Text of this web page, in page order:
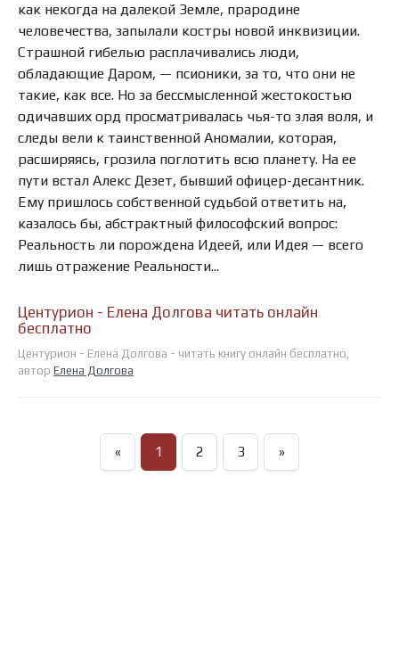
как некогда на далекой Земле, прародине
человечества, запылали костры новой инквизиции.
Страшной гибелью расплачивались люди,
обладающие Даром, — псионики, за то, что они не
такие, как все. Но за бессмысленной жестокостью
одичавших орд просматривалась чья-то злая воля, и
следы вели к таинственной Аномалии, которая,
расширяясь, грозила поглотить всю планету. На ее
пути встал Алекс Дезет, бывший офицер-десантник.
Ему пришлось собственной судьбой ответить на,
казалось бы, абстрактный философский вопрос:
Реальность ли порождена Идеей, или Идея — всего
лишь отражение Реальности...
Центурион - Елена Долгова читать онлайн
бесплатно
Центурион - Елена Долгова - читать книгу онлайн бесплатно,
автор Елена Долгова
« 1 2 3 »